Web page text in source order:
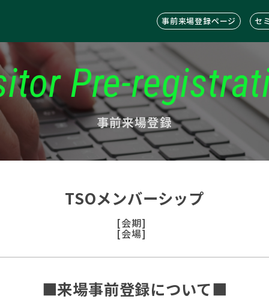
事前来場登録ページ セ
Pre-
事前来場登録
TSOメンバーシップ
[会期]
[会場]
■来場事前登録について■